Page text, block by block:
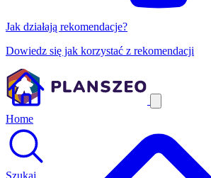
Jak działają rekomendacje?
Dowiedz się jak korzystać z rekomendacji
Home
Szukaj